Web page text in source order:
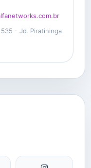
- Jd. Piratininga